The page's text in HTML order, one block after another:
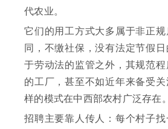
代农业。
它们的用工方式大多属于非正
同，不缴社保，没有法定节假
于劳动法的监管之外，其规范
的工厂，甚至不如近年来备受
样的模式在中西部农村广泛存在。
招聘主要靠人传人：每个村子